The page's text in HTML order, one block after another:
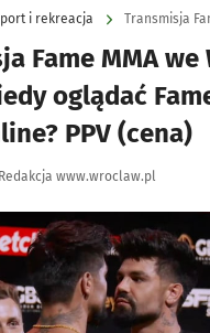
i rekreacja
Fame MMA we
oglądać
PPV (cena)
Autor:
Redakcja www.wroclaw.pl